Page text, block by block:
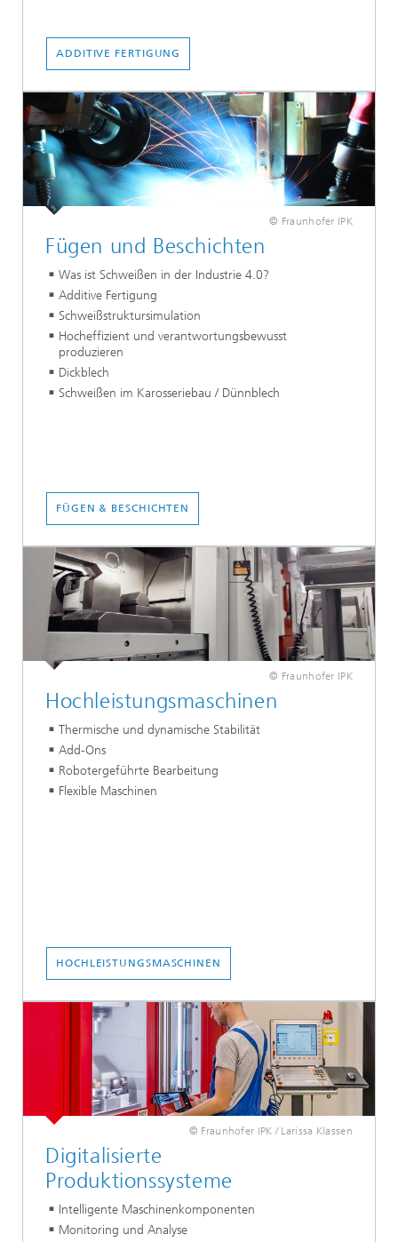
ADDITIVE FERTIGUNG
© Fraunhofer IPK
Fügen und Beschichten
Was ist Schweißen in der Industrie 4.0?
Additive Fertigung
Schweißstruktursimulation
Hocheffizient und verantwortungsbewusst
produzieren
Dickblech
Schweißen im Karosseriebau / Dünnblech
FÜGEN & BESCHICHTEN
© Fraunhofer IPK
Hochleistungsmaschinen
Thermische und dynamische Stabilität
Add-Ons
Robotergeführte Bearbeitung
Flexible Maschinen
HOCHLEISTUNGSMASCHINEN
© Fraunhofer IPK / Larissa Klassen
Digitalisierte
Produktionssysteme
Intelligente Maschinenkomponenten
Monitoring und Analyse